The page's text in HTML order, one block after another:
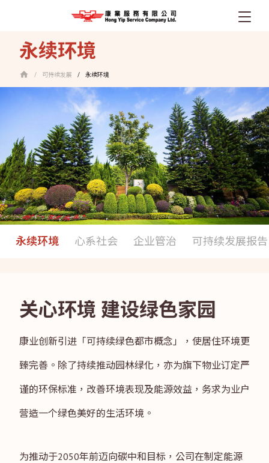
要
内
永续环境
/ 可持续发展 / 永续环境
永续环境 心系社会 企业管治 可持续发展报告
关心环境 建设绿色家园
康业创新引进「可持续绿色都市概念」，使居住环境更
臻完善。除了持续推动园林绿化，亦为旗下物业订定严
谨的环保标准，改善环境表现及能源效益，务求为业户
营造一个绿色美好的生活环境。
为推动于2050年前迈向碳中和目标，公司在制定能源